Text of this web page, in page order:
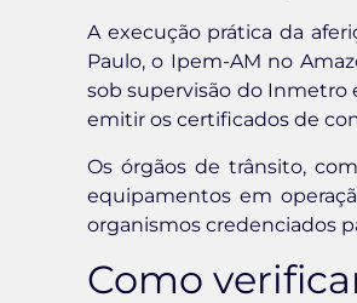
A execução prática da
Paulo, o Ipem-AM no
sob supervisão do Inmetro
emitir os certificados de
Os órgãos de trânsito,
equipamentos em
organismos credenciados
Como